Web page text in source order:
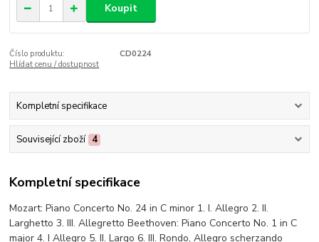
Koupit
Číslo produktu:
CD0224
Hlídat cenu / dostupnost
Kompletní specifikace
Související zboží 4
Kompletní specifikace
Mozart: Piano Concerto No. 24 in C minor 1. I. Allegro 2. II.
Larghetto 3. III. Allegretto Beethoven: Piano Concerto No. 1 in C
major 4. I Allegro 5. II. Largo 6. III. Rondo, Allegro scherzando